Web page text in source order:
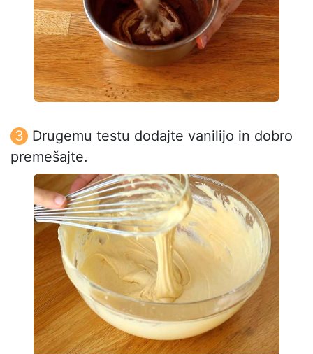
Drugemu testu dodajte vanilijo in dobro
premešajte.